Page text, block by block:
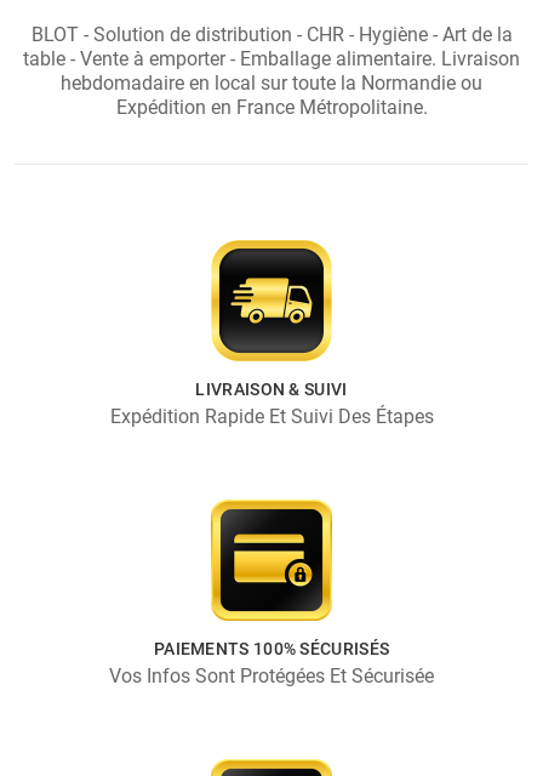
BLOT - Solution de distribution - CHR - Hygiène - Art de la
table - Vente à emporter - Emballage alimentaire. Livraison
hebdomadaire en local sur toute la Normandie ou
Expédition en France Métropolitaine.
LIVRAISON & SUIVI
Expédition Rapide Et Suivi Des Étapes
PAIEMENTS 100% SÉCURISÉS
Vos Infos Sont Protégées Et Sécurisée